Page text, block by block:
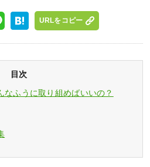
URLをコピー
目次
なふうに取り組めばいいの？